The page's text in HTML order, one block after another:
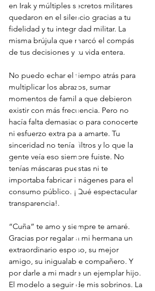
en Irak y múltiples secretos militares
quedaron en el silencio gracias a tu
fidelidad y tu integridad militar. La
misma brújula que marcó el compás
de tus decisiones y tu vida entera.
No puedo echar el tiempo atrás para
multiplicar los abrazos, sumar
momentos de familia que debieron
existir con más frecuencia. Pero no
hacía falta demasiado para conocerte
ni esfuerzo extra para amarte. Tu
sinceridad no tenía filtros y lo que la
gente veía eso siempre fuiste. No
tenías máscaras puestas ni te
importaba fabricar imágenes para el
consumo público. ¡Qué espectacular
transparencia!.
“Cuña” te amo y siempre te amaré.
Gracias por regalar a mi hermana un
extraordinario esposo, su mejor
amigo, su inigualable compañero. Y
por darle a mi madre un ejemplar hijo.
El modelo a seguir de mis sobrinos. La